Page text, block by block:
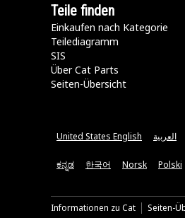
Teile finden
Einkaufen nach Kategorie
Teilediagramm
SIS
Über Cat Parts
Seiten-Übersicht
United States English العربية
ಕನ್ನಡ 한국어 Norsk Polski
Informationen zu Cat Seiten-